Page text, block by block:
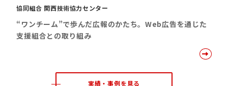
協同組合 関西技術協力センター
“ワンチーム”で歩んだ広報のかたち。Web広告を通じた
支援組合との取り組み
実績・事例を見る